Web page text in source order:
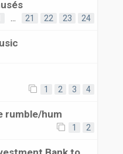
21 22 23 24
1 2 3 4
rumble/hum
1 2